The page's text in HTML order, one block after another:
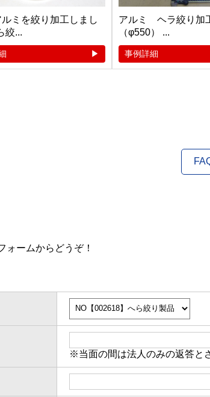
ミを絞り加工しまし
絞...
アルミ ヘラ絞り加
（φ550） ...
事例詳細
ォームからどうぞ！
※当面の間は法人のみの返答と